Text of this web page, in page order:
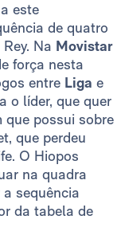
este
de quatro
Na Movistar
força nesta
entre Liga e
o líder, que quer
que possui sobre
que perdeu
O Hiopos
na quadra
sequência
da tabela de